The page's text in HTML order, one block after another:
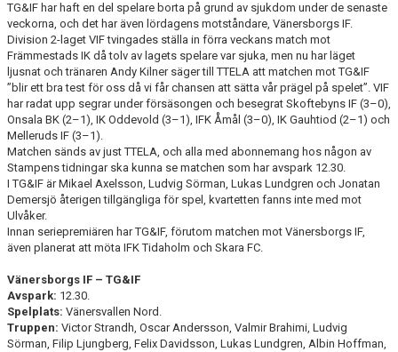
TG&IF har haft en del spelare borta på grund av sjukdom under de senaste
veckorna, och det har även lördagens motståndare, Vänersborgs IF.
Division 2-laget VIF tvingades ställa in förra veckans match mot
Främmestads IK då tolv av lagets spelare var sjuka, men nu har läget
ljusnat och tränaren Andy Kilner säger till TTELA att matchen mot TG&IF
”blir ett bra test för oss då vi får chansen att sätta vår prägel på spelet”. VIF
har radat upp segrar under försäsongen och besegrat Skoftebyns IF (3–0),
Onsala BK (2–1), IK Oddevold (3–1), IFK Åmål (3–0), IK Gauhtiod (2–1) och
Melleruds IF (3–1).
Matchen sänds av just TTELA, och alla med abonnemang hos någon av
Stampens tidningar ska kunna se matchen som har avspark 12.30.
I TG&IF är Mikael Axelsson, Ludvig Sörman, Lukas Lundgren och Jonatan
Demersjö återigen tillgängliga för spel, kvartetten fanns inte med mot
Ulvåker.
Innan seriepremiären har TG&IF, förutom matchen mot Vänersborgs IF,
även planerat att möta IFK Tidaholm och Skara FC.
Vänersborgs IF – TG&IF
Avspark: 12.30.
Spelplats: Vänersvallen Nord.
Truppen: Victor Strandh, Oscar Andersson, Valmir Brahimi, Ludvig
Sörman, Filip Ljungberg, Felix Davidsson, Lukas Lundgren, Albin Hoffman,